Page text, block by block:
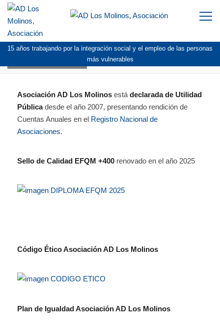
15 años trabajando por la integración social y el empleo de las personas
más vulnerables
Asociación AD Los Molinos está declarada de Utilidad
Públicadesde el año 2007, presentando rendición de
Cuentas Anuales en el Registro Nacional de
Asociaciones.
Sello de Calidad EFQM +400 renovado en el año 2025
Código Ético Asociación AD Los Molinos
Plan de Igualdad Asociación AD Los Molinos